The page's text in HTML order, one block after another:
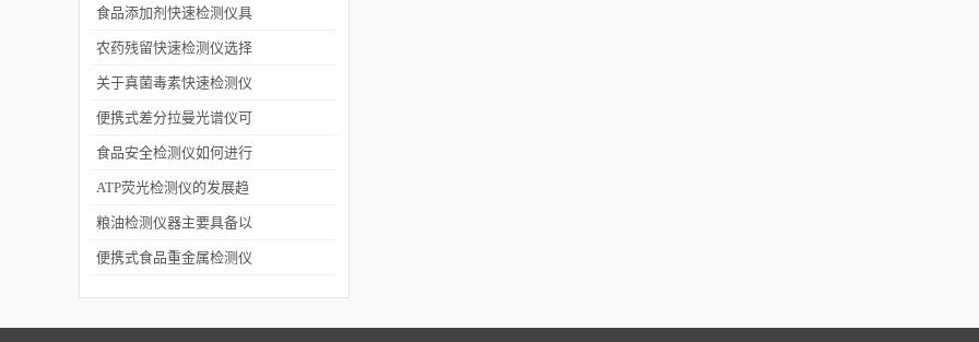
水质移动实验室
于传统烘箱法有哪些优
势？
食品添加剂快速检测仪具
有的优势分析
农药残留快速检测仪选择
时应考虑哪些因素？
关于真菌毒素快速检测仪
的特点
便携式差分拉曼光谱仪可
用于监控药品的生产过程
和质量控制
食品安全检测仪如何进行
保养工作？
ATP荧光检测仪的发展趋
势如何？
粮油检测仪器主要具备以
下这些功能
便携式食品重金属检测仪
检测